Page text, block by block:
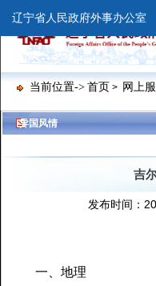
辽宁省人民政府外事办公室
当前位置-> 首页 > 网上
>异国风情
吉
发布时间：
一、地理